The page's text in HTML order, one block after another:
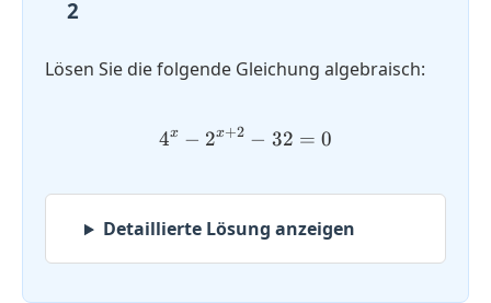
2
Lösen Sie die folgende Gleichung algebraisch:
4^x - 2^{x+2} - 32 = 0
4x − 2x+2 − 32 = 0
Detaillierte Lösung anzeigen